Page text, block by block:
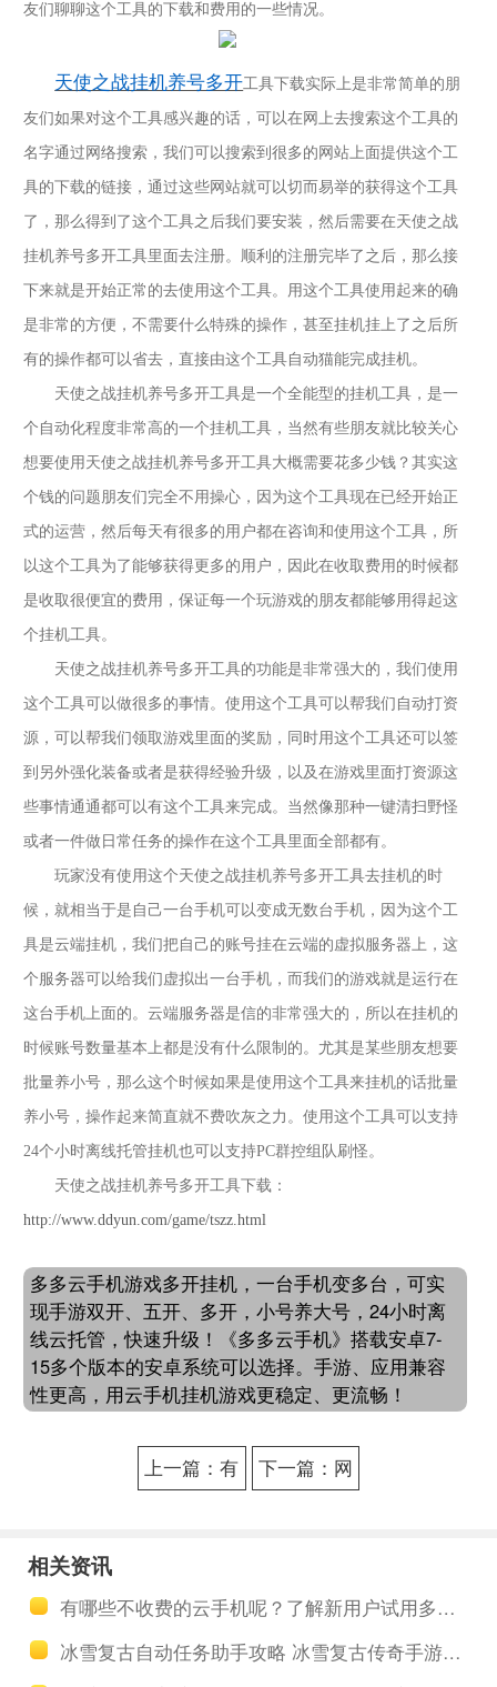
友们聊聊这个工具的下载和费用的一些情况。
天使之战挂机养号多开工具下载实际上是非常简单的朋
友们如果对这个工具感兴趣的话，可以在网上去搜索这个工具的
名字通过网络搜索，我们可以搜索到很多的网站上面提供这个工
具的下载的链接，通过这些网站就可以切而易举的获得这个工具
了，那么得到了这个工具之后我们要安装，然后需要在天使之战
挂机养号多开工具里面去注册。顺利的注册完毕了之后，那么接
下来就是开始正常的去使用这个工具。用这个工具使用起来的确
是非常的方便，不需要什么特殊的操作，甚至挂机挂上了之后所
有的操作都可以省去，直接由这个工具自动猫能完成挂机。
天使之战挂机养号多开工具是一个全能型的挂机工具，是一
个自动化程度非常高的一个挂机工具，当然有些朋友就比较关心
想要使用天使之战挂机养号多开工具大概需要花多少钱？其实这
个钱的问题朋友们完全不用操心，因为这个工具现在已经开始正
式的运营，然后每天有很多的用户都在咨询和使用这个工具，所
以这个工具为了能够获得更多的用户，因此在收取费用的时候都
是收取很便宜的费用，保证每一个玩游戏的朋友都能够用得起这
个挂机工具。
天使之战挂机养号多开工具的功能是非常强大的，我们使用
这个工具可以做很多的事情。使用这个工具可以帮我们自动打资
源，可以帮我们领取游戏里面的奖励，同时用这个工具还可以签
到另外强化装备或者是获得经验升级，以及在游戏里面打资源这
些事情通通都可以有这个工具来完成。当然像那种一键清扫野怪
或者一件做日常任务的操作在这个工具里面全部都有。
玩家没有使用这个天使之战挂机养号多开工具去挂机的时
候，就相当于是自己一台手机可以变成无数台手机，因为这个工
具是云端挂机，我们把自己的账号挂在云端的虚拟服务器上，这
个服务器可以给我们虚拟出一台手机，而我们的游戏就是运行在
这台手机上面的。云端服务器是信的非常强大的，所以在挂机的
时候账号数量基本上都是没有什么限制的。尤其是某些朋友想要
批量养小号，那么这个时候如果是使用这个工具来挂机的话批量
养小号，操作起来简直就不费吹灰之力。使用这个工具可以支持
24个小时离线托管挂机也可以支持PC群控组队刷怪。
天使之战挂机养号多开工具下载：
http://www.ddyun.com/game/tszz.html
多多云手机游戏多开挂机，一台手机变多台，可实
现手游双开、五开、多开，小号养大号，24小时离
线云托管，快速升级！《多多云手机》搭载安卓7-
15多个版本的安卓系统可以选择。手游、应用兼容
性更高，用云手机挂机游戏更稳定、更流畅！
上一篇：有
下一篇：网
相关资讯
有哪些不收费的云手机呢？了解新用户试用多多云手机的教程步骤
冰雪复古自动任务助手攻略 冰雪复古传奇手游元宝速提高方法有哪些